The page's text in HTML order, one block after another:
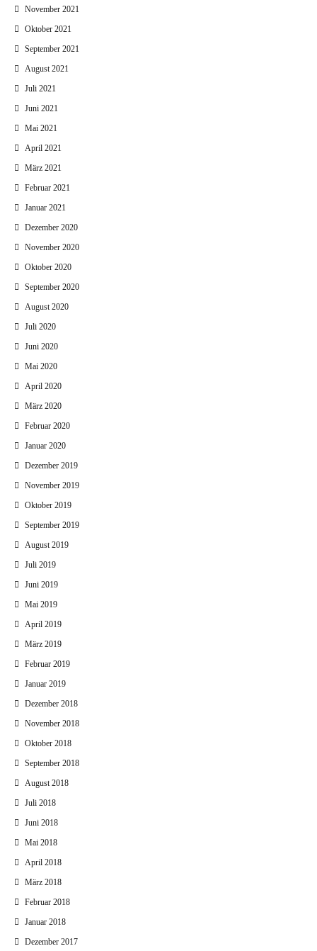
November 2021
Oktober 2021
September 2021
August 2021
Juli 2021
Juni 2021
Mai 2021
April 2021
März 2021
Februar 2021
Januar 2021
Dezember 2020
November 2020
Oktober 2020
September 2020
August 2020
Juli 2020
Juni 2020
Mai 2020
April 2020
März 2020
Februar 2020
Januar 2020
Dezember 2019
November 2019
Oktober 2019
September 2019
August 2019
Juli 2019
Juni 2019
Mai 2019
April 2019
März 2019
Februar 2019
Januar 2019
Dezember 2018
November 2018
Oktober 2018
September 2018
August 2018
Juli 2018
Juni 2018
Mai 2018
April 2018
März 2018
Februar 2018
Januar 2018
Dezember 2017